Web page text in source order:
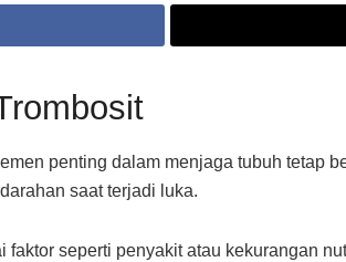
penting dalam menjaga tubuh tetap
saat terjadi luka.
seperti penyakit atau kekurangan